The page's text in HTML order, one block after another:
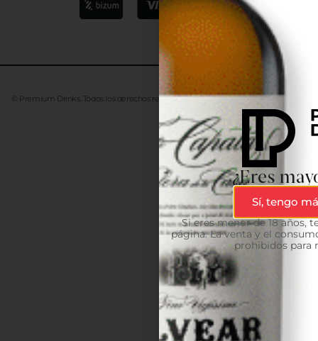
© Premium Drinks. Todos los derechos reservados. DesarrolladoAdvanze
¿Eres
Sí, tengo
Si eres menor de 18 años,
página. La venta y el
prohibidos para